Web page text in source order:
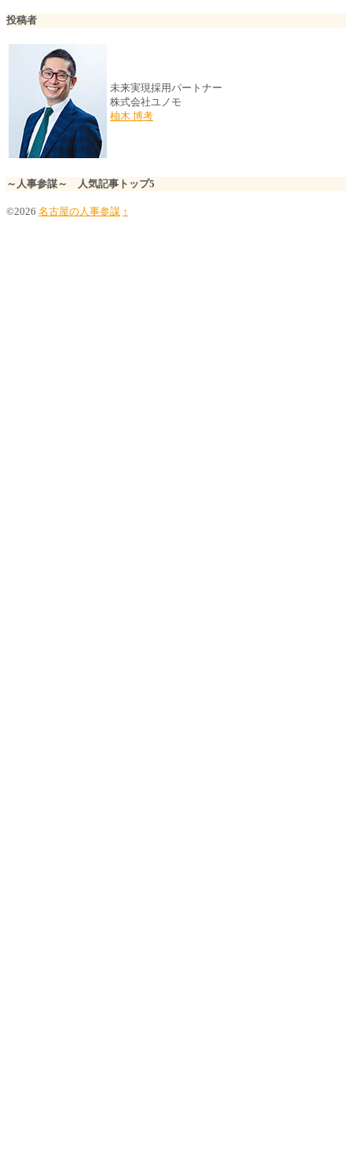
投稿者
未来実現採用パートナー
株式会社ユノモ
柚木 博考
～人事参謀～ 人気記事トップ5
©2026 名古屋の人事参謀 ↑